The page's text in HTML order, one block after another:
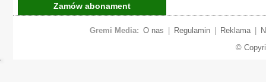
Zamów abonament
Gremi Media: O nas Regulamin Reklama
©